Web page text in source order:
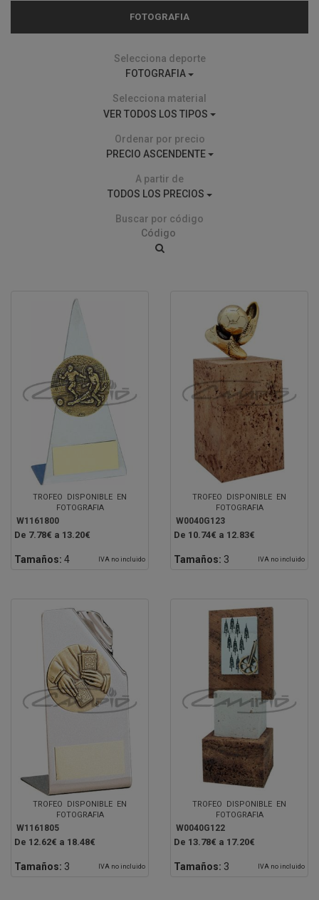
FOTOGRAFIA
Selecciona deporte
FOTOGRAFIA
Selecciona material
VER TODOS LOS TIPOS
Ordenar por precio
PRECIO ASCENDENTE
A partir de
TODOS LOS PRECIOS
Buscar por código
TROFEO DISPONIBLE EN
FOTOGRAFIA
W1161800
De 7.78€ a 13.20€
Tamaños: 4 IVA no incluido
TROFEO DISPONIBLE EN
FOTOGRAFIA
W0040G123
De 10.74€ a 12.83€
Tamaños: 3 IVA no incluido
TROFEO DISPONIBLE EN
FOTOGRAFIA
W1161805
De 12.62€ a 18.48€
Tamaños: 3 IVA no incluido
TROFEO DISPONIBLE EN
FOTOGRAFIA
W0040G122
De 13.78€ a 17.20€
Tamaños: 3 IVA no incluido